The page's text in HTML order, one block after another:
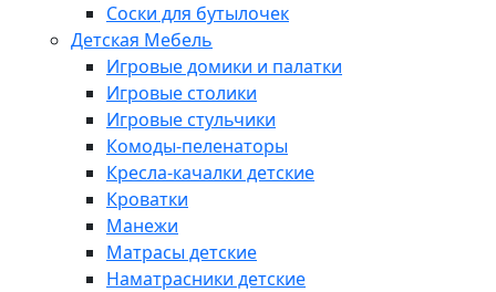
Соски для бутылочек
Детская Мебель
Игровые домики и палатки
Игровые столики
Игровые стульчики
Комоды-пеленаторы
Кресла-качалки детские
Кроватки
Манежи
Матрасы детские
Наматрасники детские